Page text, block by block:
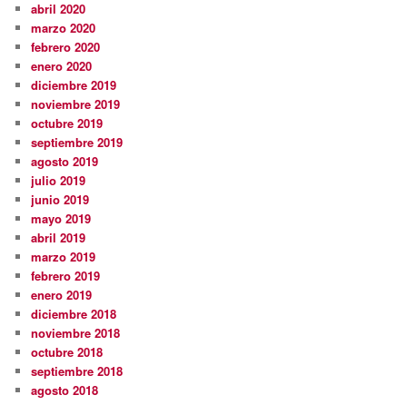
abril 2020
marzo 2020
febrero 2020
enero 2020
diciembre 2019
noviembre 2019
octubre 2019
septiembre 2019
agosto 2019
julio 2019
junio 2019
mayo 2019
abril 2019
marzo 2019
febrero 2019
enero 2019
diciembre 2018
noviembre 2018
octubre 2018
septiembre 2018
agosto 2018